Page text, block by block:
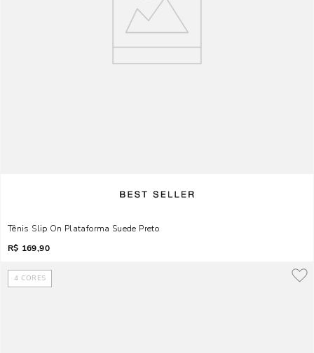
Tênis Slip On Plataforma Suede Preto
R$ 169,90
4 CORES